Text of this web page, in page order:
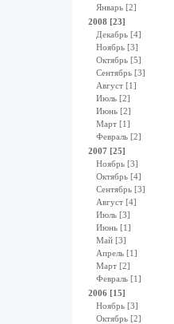
Январь [2]
2008 [23]
Декабрь [4]
Ноябрь [3]
Октябрь [5]
Сентябрь [3]
Август [1]
Июль [2]
Июнь [2]
Март [1]
Февраль [2]
2007 [25]
Ноябрь [3]
Октябрь [4]
Сентябрь [3]
Август [4]
Июль [3]
Июнь [1]
Май [3]
Апрель [1]
Март [2]
Февраль [1]
2006 [15]
Ноябрь [3]
Октябрь [2]